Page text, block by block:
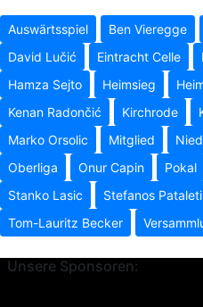
Auswärtsspiel Ben Vieregge
David Lučić
Eintracht Celle
Hamza Sejto
Heimsieg
Kenan Radončić
Kirchrode
Marko Orsolic
Mitglied
Oberliga
Onur Capin Pokal
Stanko Lasic
Stefanos
Tom-Lauritz Becker
Unsere Sponsoren: